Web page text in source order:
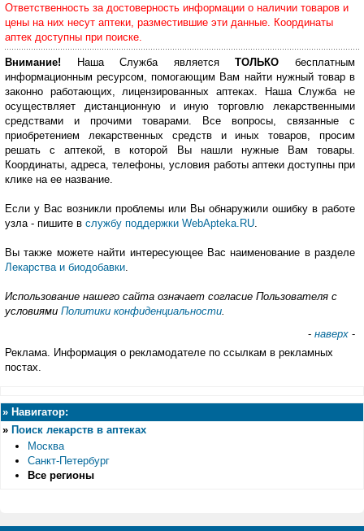
Ответственность за достоверность информации о наличии товаров и
цены на них несут аптеки, разместившие эти данные. Координаты
аптек доступны при поиске.
Внимание! Наша Служба являетсяТОЛЬКО бесплатным
информационным ресурсом, помогающим Вам найти нужный товар в
законно работающих, лицензированных аптеках. Наша Служба не
осуществляет дистанционную и иную торговлю лекарственными
средствами и прочими товарами. Все вопросы, связанные с
приобретением лекарственных средств и иных товаров, просим
решать с аптекой, в которой Вы нашли нужные Вам товары.
Координаты, адреса, телефоны, условия работы аптеки доступны при
клике на ее название.
Если у Вас возникли проблемы или Вы обнаружили ошибку в работе
узла - пишите в службу поддержки WebApteka.RU
Вы также можете найти интересующее Вас наименование в разделе
Лекарства и биодобавки
Использование нашего сайта означает согласие Пользователя с
условиями Политики конфиденциальности
- наверх -
Реклама. Информация о рекламодателе по ссылкам в рекламных
постах.
» Навигатор:
» Поиск лекарств в аптеках
Москва
Санкт-Петербург
Все регионы